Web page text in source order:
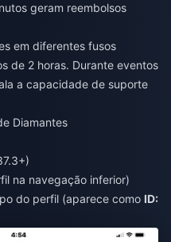
geram reembolsos
em diferentes fusos
de 2 horas. Durante eventos
a capacidade de suporte
Diamantes
na navegação inferior)
do perfil (aparece como ID: